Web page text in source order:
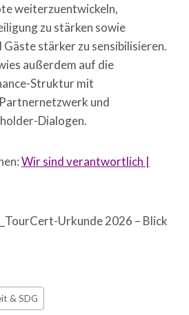
weiterzuentwickeln,
zu stärken sowie
stärker zu sensibilisieren.
außerdem auf die
Struktur mit
und
Dialogen.
Wir sind verantwortlich |
Urkunde 2026 – Blick
& SDG